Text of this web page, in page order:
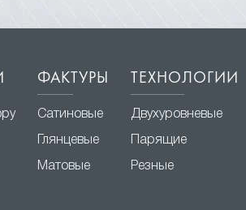
ФАКТУРЫ
Сатиновые
Глянцевые
Матовые
ТЕХНОЛОГИИ
Двухуровневые
Парящие
Резные